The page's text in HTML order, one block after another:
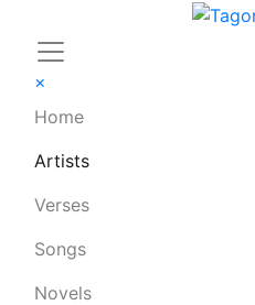
×
Home
Artists
Verses
Songs
Novels